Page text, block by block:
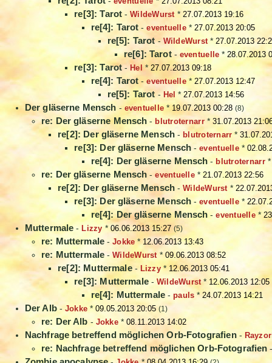
re[3]: Tarot -WildeWurst* 27.07.2013 19:16
re[4]: Tarot -eventuelle* 27.07.2013 20:05
re[5]: Tarot- WildeWurst*27.07.2013
re[6]: Tarot- eventuelle *28.07.2013
re[3]: Tarot - Hel * 27.07.2013 09:18
re[4]: Tarot -eventuelle* 27.07.2013 12:47
re[5]: Tarot - Hel *27.07.2013 14:56
Der gläserne Mensch - eventuelle * 19.07.2013 00:28 (8)
re: Der gläserne Mensch - blutroternarr* 31.07.2013
re[2]: Der gläserne Mensch - blutroternarr *
re[3]: Der gläserne Mensch -eventuelle*
re[4]: Der gläserne Mensch - blutroternarr
re: Der gläserne Mensch -eventuelle *21.07.2013 22:56
re[2]: Der gläserne Mensch -WildeWurst*
re[3]: Der gläserne Mensch -eventuelle*
re[4]: Der gläserne Mensch -eventuelle *
Muttermale - Lizzy * 06.06.2013 15:27 (5)
re: Muttermale -Jokke * 12.06.2013 13:43
re: Muttermale -WildeWurst* 09.06.2013 08:52
re[2]: Muttermale-Lizzy*12.06.2013 05:41
re[3]: Muttermale- WildeWurst* 12.06.2013 12:05
re[4]: Muttermale -pauls *24.07.2013 14:21
Der Alb- Jokke *09.05.2013 20:05 (1)
re: Der Alb - Jokke* 08.11.2013 14:02
Nachfrage betreffend möglichen Orb-Fotografien-
re: Nachfrage betreffend möglichen Orb-Fotografien